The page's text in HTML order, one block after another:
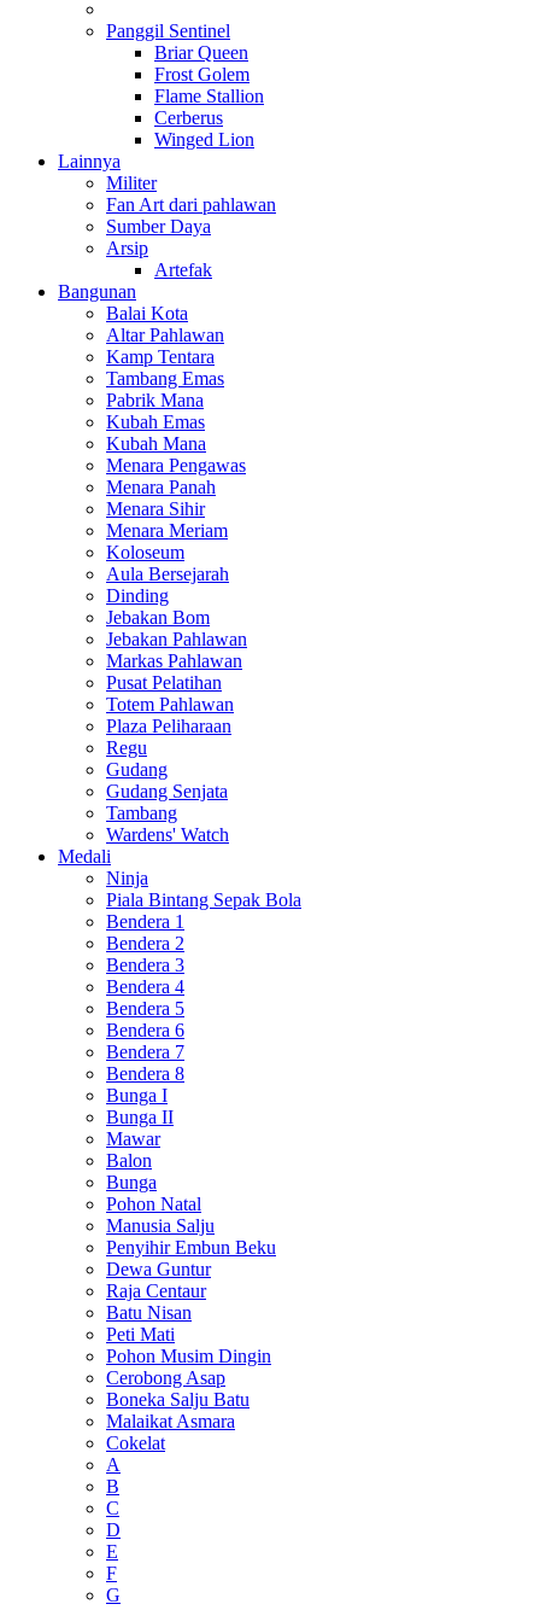
Panggil Sentinel
Briar Queen
Frost Golem
Flame Stallion
Cerberus
Winged Lion
Lainnya
Militer
Fan Art dari pahlawan
Sumber Daya
Arsip
Artefak
Bangunan
Balai Kota
Altar Pahlawan
Kamp Tentara
Tambang Emas
Pabrik Mana
Kubah Emas
Kubah Mana
Menara Pengawas
Menara Panah
Menara Sihir
Menara Meriam
Koloseum
Aula Bersejarah
Dinding
Jebakan Bom
Jebakan Pahlawan
Markas Pahlawan
Pusat Pelatihan
Totem Pahlawan
Plaza Peliharaan
Regu
Gudang
Gudang Senjata
Tambang
Wardens' Watch
Medali
Ninja
Piala Bintang Sepak Bola
Bendera 1
Bendera 2
Bendera 3
Bendera 4
Bendera 5
Bendera 6
Bendera 7
Bendera 8
Bunga I
Bunga II
Mawar
Balon
Bunga
Pohon Natal
Manusia Salju
Penyihir Embun Beku
Dewa Guntur
Raja Centaur
Batu Nisan
Peti Mati
Pohon Musim Dingin
Cerobong Asap
Boneka Salju Batu
Malaikat Asmara
Cokelat
A
B
C
D
E
F
G